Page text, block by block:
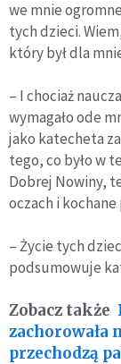
we mnie
tych dzieci.
który był dla
– I chociaż
wymagało ode
jako katecheta
tego, co było w
Dobrej Nowiny,
oczach i
– Życie tych
podsumowuje
Zobacz także
zachorowała
przechodzą